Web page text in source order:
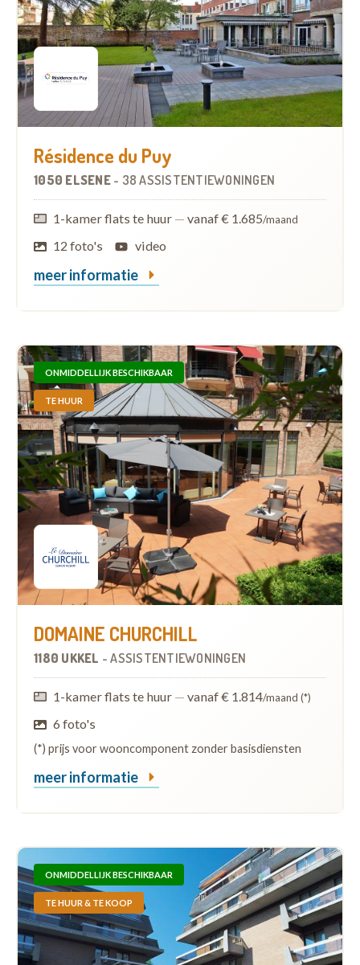
Résidence du Puy
1050 ELSENE - 38 ASSISTENTIEWONINGEN
1-kamer flats te huur — vanaf € 1.685/maand
12 foto's video
meer informatie
ONMIDDELLIJK BESCHIKBAAR
TE HUUR
DOMAINE CHURCHILL
1180 UKKEL -ASSISTENTIEWONINGEN
1-kamer flats te huur — vanaf € 1.814/maand (*)
6 foto's
(*) prijs voor wooncomponent zonder basisdiensten
meer informatie
ONMIDDELLIJK BESCHIKBAAR
TE HUUR & TE KOOP